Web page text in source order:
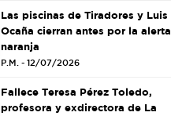
Las piscinas de Tiradores y Luis
Ocaña cierran antes por la alerta
naranja
P.M. - 12/07/2026
Fallece Teresa Pérez Toledo,
profesora y exdirectora de La